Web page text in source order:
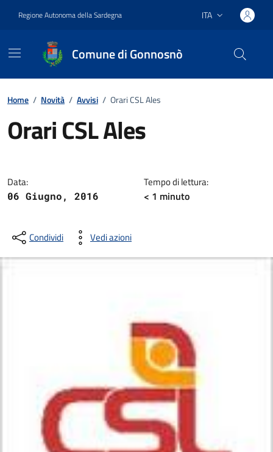
Regione Autonoma della Sardegna Lingua attiva:
ITA
Comune di Gonnosnò
Home / Novità / Avvisi / Orari CSL Ales
Orari CSL Ales
Data:
06 Giugno, 2016
Tempo di lettura:
< 1 minuto
Condividi Vedi azioni